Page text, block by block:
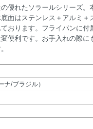
優れたソラールシリーズ
面はステンレス＋アルミ＋
おります。フライパンに
便利です。お手入れの際に
ナ/ブラジル）